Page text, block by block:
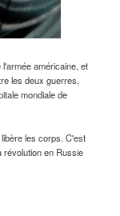
américaine, et
les deux guerres,
mondiale de
les corps. C'est
révolution en Russie